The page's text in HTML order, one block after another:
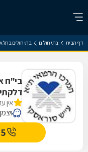
דף הבית בתי חולים בתי חולים בתל
בי"ח
אין
ויצמן 6, תל אביב